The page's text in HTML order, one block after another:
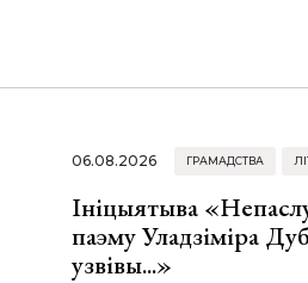
06.08.2026 ГРАМАДСТВА
Ініцыятыва
паэму Уладзіміра
узвівы...»